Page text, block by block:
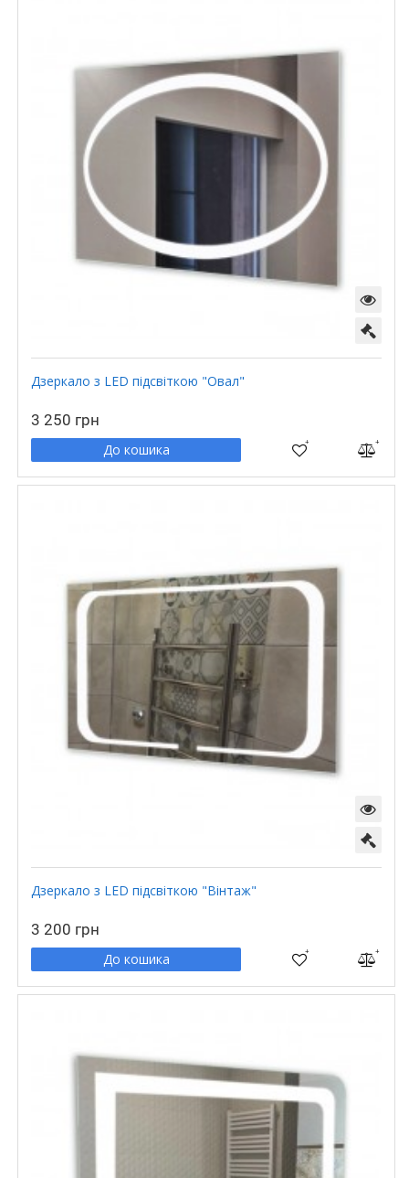
Дзеркало з LED підсвіткою "Овал"
3 250 грн
До кошика
Дзеркало з LED підсвіткою "Вінтаж"
3 200 грн
До кошика